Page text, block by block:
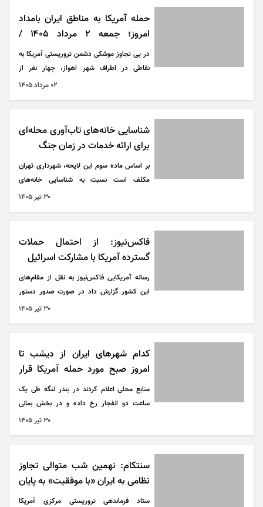
حمله آمریکا به مناطق ایران بامداد
امروز؛ جمعه ۲ مرداد ۱۴۰۵ /
خسارت‌ها در حال بررسی است
در پی تجاوز موشکی دشمن تروریستی آمریکا به
نقاطی در اطراف شهر اهواز، چهار نفر از
هموطنانمان به شهادت رسیدند و پنج نفر دیگر
۰۲ مرداد ۱۴۰۵
شناسایی خانه‌های تاب‌آوری محله‌ای
برای ارائه خدمات در زمان جنگ
بر اساس ماده سوم این لایحه، شهرداری تهران
مکلف است نسبت به شناسایی خانه‌های
تاب‌آوری محلی برای ارائه خدمات مشاوره،
نیروهای مسلح برای نوآوری در طراحی شهری
مقاوم، تاب‌آوری محلات و آموزش‌های شهروندی
در شرایط بحران برنامه‌ریزی کند.
۳۰ تير ۱۴۰۵
فاکس‌نیوز: از احتمال حملات
گسترده آمریکا با مشارکت اسرائیل
رسانه آمریکایی فاکس‌نیوز به نقل از مقام‌های
این کشور گزارش داد در صورت صدور دستور
دونالد ترامپ برای ازسرگیری عملیات نظامی
احتمال مشارکت اسرائیل نیز در این حملات وجود
۳۰ تير ۱۴۰۵
کدام شهر‌های ایران از دیشب تا
امروز صبح مورد حمله آمریکا قرار
گرفت؟
منابع محلی اعلام کردند در بندر لنگه طی یک
ساعت دو انفجار رخ داده و در بخش بمانی
سیریک نیز انفجار مجدد گزارش شده است.
۳۰ تير ۱۴۰۵
سنتکام: نهمین شب متوالی تجاوز
نظامی به ایران «با موفقیت» به پایان
رسید
ستاد فرماندهی تروریستی مرکزی آمریکا